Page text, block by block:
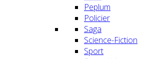
Peplum
Policier
Saga
Science-Fiction
Sport